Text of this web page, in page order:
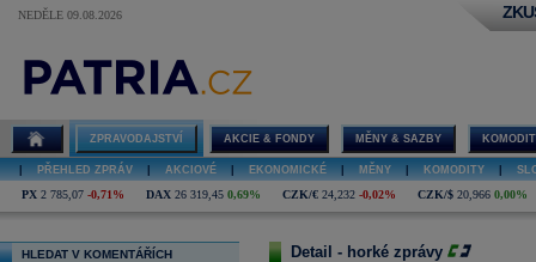
NEDĚLE 09.08.2026
ZPRAVODAJSTVÍ AKCIE & FONDY MĚNY & SAZBY
PŘEHLED ZPRÁV AKCIOVÉ EKONOMICKÉ MĚNY KOMODITY
PX 2 785,07 -0,71% DAX 26 319,45 0,69% CZK/€ 24,232 -0,02% CZK/$ 20,966 0,00%
HLEDAT V KOMENTÁŘÍCH Detail - horké zprávy